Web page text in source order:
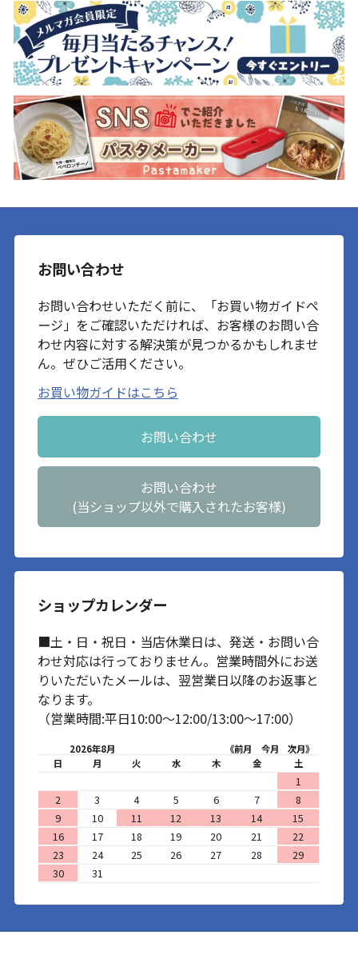
お問い合わせ
お問い合わせいただく前に、「お買い物ガイドペ
ージ」をご確認いただければ、お客様のお問い合
わせ内容に対する解決策が見つかるかもしれませ
ん。ぜひご活用ください。
お買い物ガイドはこちら
お問い合わせ
お問い合わせ
(当ショップ以外で購入されたお客様)
ショップカレンダー
■土・日・祝日・当店休業日は、発送・お問い合
わせ対応は行っておりません。営業時間外にお送
りいただいたメールは、翌営業日以降のお返事と
なります。
（営業時間:平日10:00～12:00/13:00～17:00）
2026年8月 《前月 今月
次月》
日
月 火 水 木 金 土
1
2
3 4 5 6 7
8
9
10 11 12 13 14
15
16
17 18 19 20 21
22
23
24 25 26 27 28
29
30
31